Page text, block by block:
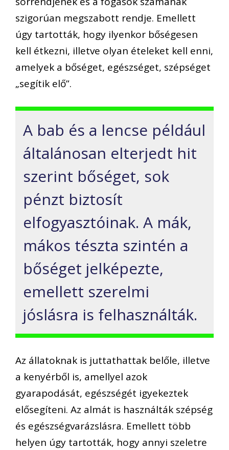
szigorúan megszabott rendje. Emellett
úgy tartották, hogy ilyenkor bőségesen
kell étkezni, illetve olyan ételeket kell enni,
amelyek a bőséget, egészséget, szépséget
„segítik elő”.
A bab és a lencse például
általánosan elterjedt hit
szerint bőséget, sok
pénzt biztosít
elfogyasztóinak. A mák,
mákos tészta szintén a
bőséget jelképezte,
emellett szerelmi
jóslásra is felhasználták.
Az állatoknak is juttathattak belőle, illetve
a kenyérből is, amellyel azok
gyarapodását, egészségét igyekeztek
elősegíteni. Az almát is használták szépség
és egészségvarázslásra. Emellett több
helyen úgy tartották, hogy annyi szeletre